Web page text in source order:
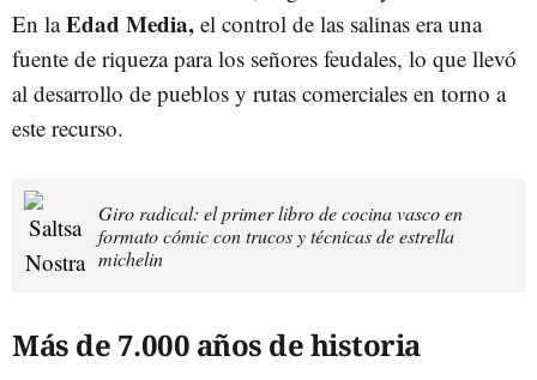
En laEdad Media, el control de las salinas era una
fuente de riqueza para los señores feudales, lo que llevó
al desarrollo de pueblos y rutas comerciales en torno a
este recurso.
Giro radical: el primer libro de cocina vasco en
formato cómic con trucos y técnicas de estrella
michelin
Más de 7.000 años de historia